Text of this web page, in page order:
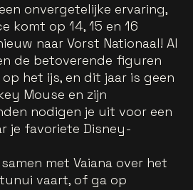
onvergetelijke ervaring,
komt op 14, 15 en 16
naar Vorst Nationaal! Al
de betoverende figuren
het ijs, en dit jaar is geen
Mouse en zijn
nodigen je uit voor een
je favoriete Disney-
met Vaiana over het
vaart, of ga op